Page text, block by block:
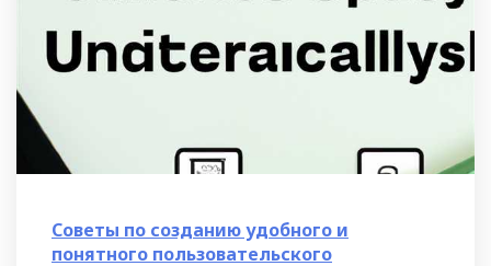
Советы по созданию удобного и
понятного пользовательского